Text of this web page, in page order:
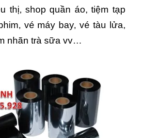
thị, shop quần áo, tiệm tạp
vé máy bay, vé tàu lửa,
nhãn trà sữa vv…